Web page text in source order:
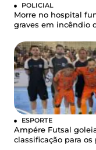
POLICIAL
Morre no hospital
graves em incêndio
ESPORTE
Ampére Futsal
classificação para